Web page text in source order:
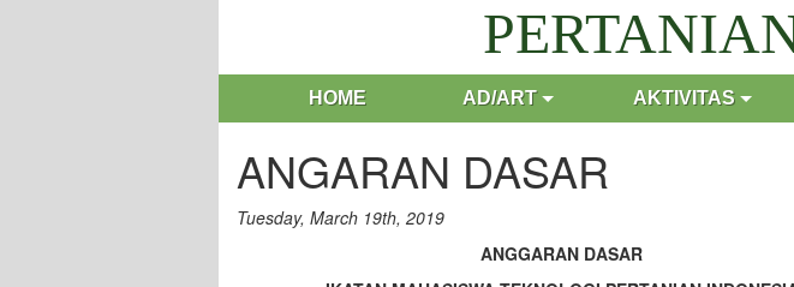
HOME AD/ART AKTIVITAS
ANGARAN DASAR
Tuesday, March 19th, 2019
ANGGARAN DASAR